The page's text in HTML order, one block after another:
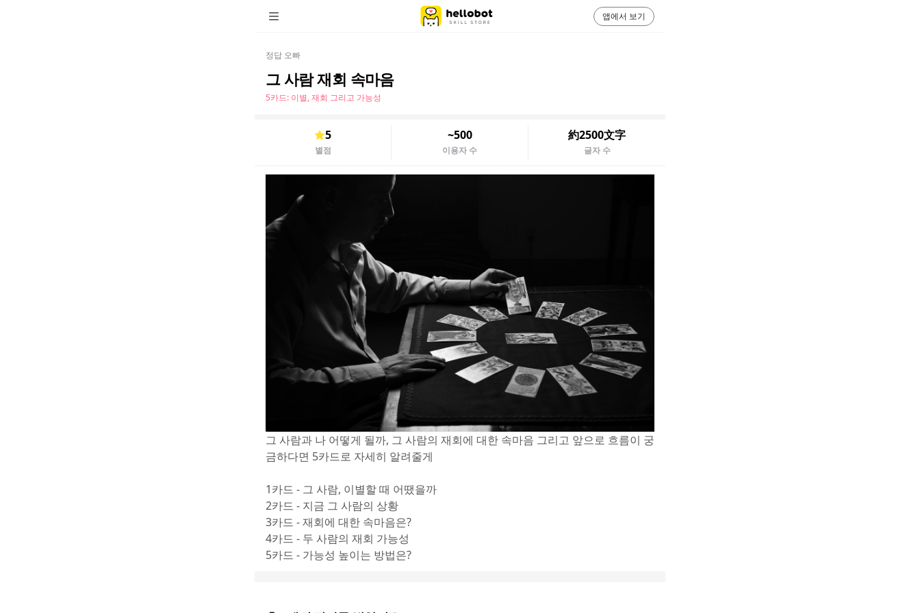
정답 오빠
그 사람 재회 속마음
5카드: 이별, 재회 그리고 가능성
5
별점
~500
이용자 수
約2500文字
글자 수
그 사람과 나 어떻게 될까, 그 사람의 재회에 대한 속마음 그리고 앞으로 흐름이 궁
금하다면 5카드로 자세히 알려줄게
1카드 - 그 사람, 이별할 때 어땠을까
2카드 - 지금 그 사람의 상황
3카드 - 재회에 대한 속마음은?
4카드 - 두 사람의 재회 가능성
5카드 - 가능성 높이는 방법은?
앱에서 보기